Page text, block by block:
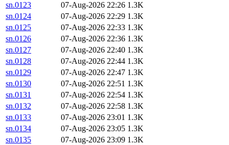
sn.0123
07-Aug-2026 22:26 1.3K
sn.0124
07-Aug-2026 22:29 1.3K
sn.0125
07-Aug-2026 22:33 1.3K
sn.0126
07-Aug-2026 22:36 1.3K
sn.0127
07-Aug-2026 22:40 1.3K
sn.0128
07-Aug-2026 22:44 1.3K
sn.0129
07-Aug-2026 22:47 1.3K
sn.0130
07-Aug-2026 22:51 1.3K
sn.0131
07-Aug-2026 22:54 1.3K
sn.0132
07-Aug-2026 22:58 1.3K
sn.0133
07-Aug-2026 23:01 1.3K
sn.0134
07-Aug-2026 23:05 1.3K
sn.0135
07-Aug-2026 23:09 1.3K